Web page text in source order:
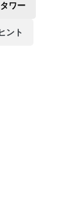
ワー
ント